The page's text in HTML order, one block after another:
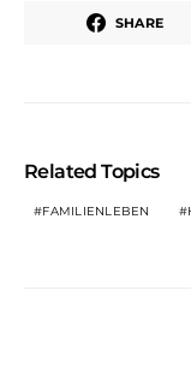
SHARE
Related Topics
FAMILIENLEBEN